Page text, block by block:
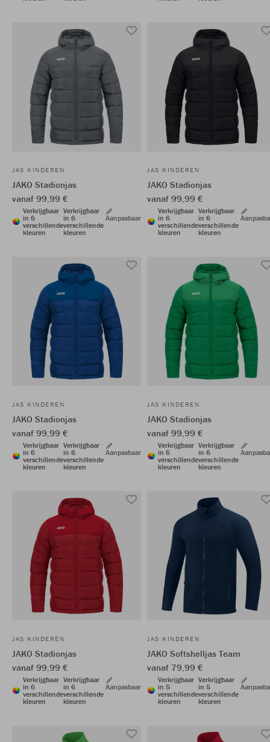
JAS KINDEREN
JAKO Stadionjas
vanaf 99,99 €
Verkrijgbaar
in 6
verschillende
kleuren
Verkrijgbaar
in 6
verschillende
kleuren
Aanpasbaar
JAS KINDEREN
JAKO Stadionjas
vanaf 99,99 €
Verkrijgbaar
in 6
verschillende
kleuren
Verkrijgbaar
in 6
verschillende
kleuren
JAS KINDEREN
JAKO Stadionjas
vanaf 99,99 €
Verkrijgbaar
in 6
verschillende
kleuren
Verkrijgbaar
in 6
verschillende
kleuren
Aanpasbaar
JAS KINDEREN
JAKO Stadionjas
vanaf 99,99 €
Verkrijgbaar
in 6
verschillende
kleuren
Verkrijgbaar
in 6
verschillende
kleuren
JAS KINDEREN
JAKO Stadionjas
vanaf 99,99 €
Verkrijgbaar
in 6
verschillende
kleuren
Verkrijgbaar
in 6
verschillende
kleuren
Aanpasbaar
JAS KINDEREN
JAKO Softshelljas Team
vanaf 79,99 €
Verkrijgbaar
in 5
verschillende
kleuren
Verkrijgbaar
in 5
verschillende
kleuren